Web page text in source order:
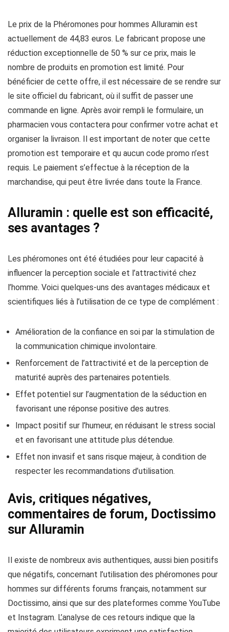
Le prix de la Phéromones pour hommes Alluramin est
actuellement de 44,83 euros. Le fabricant propose une
réduction exceptionnelle de 50 % sur ce prix, mais le
nombre de produits en promotion est limité. Pour
bénéficier de cette offre, il est nécessaire de se rendre sur
le site officiel du fabricant, où il suffit de passer une
commande en ligne. Après avoir rempli le formulaire, un
pharmacien vous contactera pour confirmer votre achat et
organiser la livraison. Il est important de noter que cette
promotion est temporaire et qu aucun code promo n’est
requis. Le paiement s’effectue à la réception de la
marchandise, qui peut être livrée dans toute la France.
Alluramin : quelle est son efficacité,
ses avantages ?
Les phéromones ont été étudiées pour leur capacité à
influencer la perception sociale et l’attractivité chez
l’homme. Voici quelques-uns des avantages médicaux et
scientifiques liés à l’utilisation de ce type de complément :
Amélioration de la confiance en soi par la stimulation de
la communication chimique involontaire.
Renforcement de l’attractivité et de la perception de
maturité auprès des partenaires potentiels.
Effet potentiel sur l’augmentation de la séduction en
favorisant une réponse positive des autres.
Impact positif sur l’humeur, en réduisant le stress social
et en favorisant une attitude plus détendue.
Effet non invasif et sans risque majeur, à condition de
respecter les recommandations d’utilisation.
Avis, critiques négatives,
commentaires de forum, Doctissimo
sur Alluramin
Il existe de nombreux avis authentiques, aussi bien positifs
que négatifs, concernant l’utilisation des phéromones pour
hommes sur différents forums français, notamment sur
Doctissimo, ainsi que sur des plateformes comme YouTube
et Instagram. L’analyse de ces retours indique que la